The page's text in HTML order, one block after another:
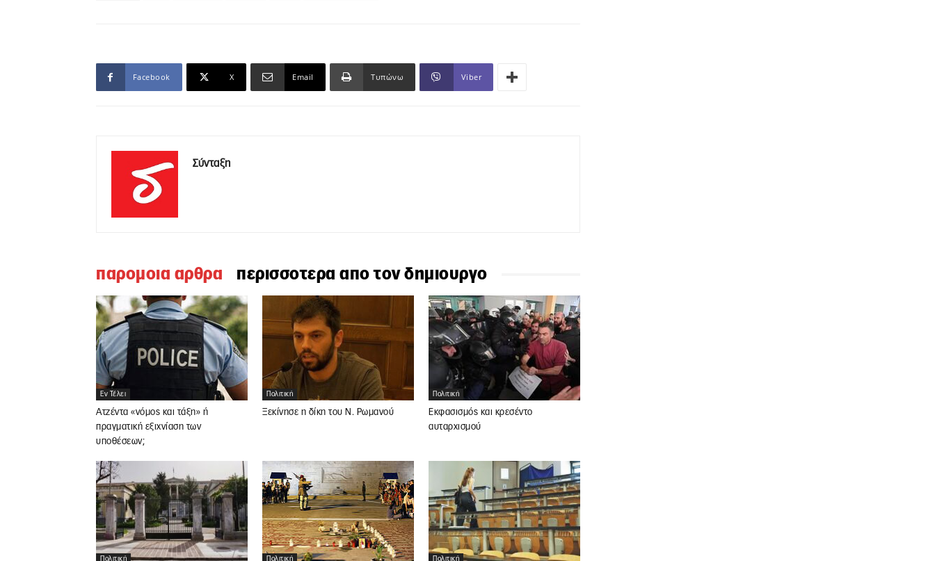
Facebook X Email Τυπώνω Viber
Σύνταξη
παρομοια αρθρα περισσοτερα απο τον δημιουργο
Εν Τέλει
Ατζέντα «νόμος και τάξη» ή
πραγματική εξιχνίαση των
υποθέσεων;
Πολιτική
Ξεκίνησε η δίκη του Ν. Ρωμανού
Πολιτική
Εκφασισμός και κρεσέντο
αυταρχισμού
Πολιτική Πολιτική Πολιτική